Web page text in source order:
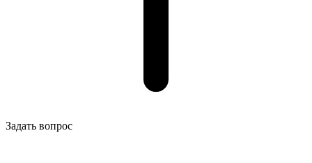
Задать вопрос